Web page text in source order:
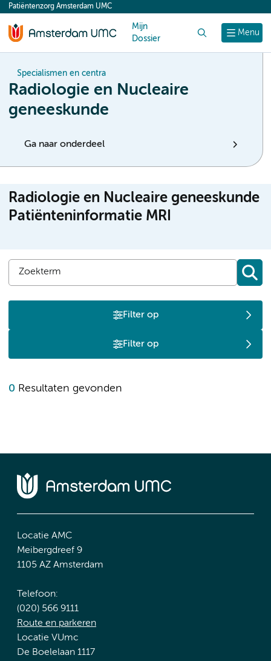
content
Menu
Patiëntenzorg Amsterdam UMC
Mijn
Dossier
Specialismen en centra
Radiologie en Nucleaire
geneeskunde
Ga naar onderdeel
Radiologie en Nucleaire geneeskunde
Patiënteninformatie MRI
Filter op
Filter op
0 Resultaten gevonden
Locatie AMC
Meibergdreef 9
1105 AZ Amsterdam
Telefoon:
(020) 566 9111
Route en parkeren
Locatie VUmc
De Boelelaan 1117